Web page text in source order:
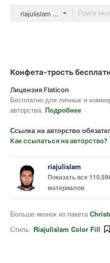
riajulislam color fill
Конфета-трость
Лицензия Flaticon
Бесплатно для личных и
авторства. Подробнее
Ссылка на авторство
Как ссылаться на авторство?
riajulislam
Показать все
материалов
Больше иконок из пакета
Стиль: Riajulislam Color Fill